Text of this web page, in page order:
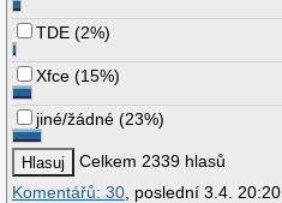
TDE (2%)
Xfce (15%)
jiné/žádné (23%)
Celkem 2339 hlasů
Komentářů: 30 , poslední 3.4. 20:20